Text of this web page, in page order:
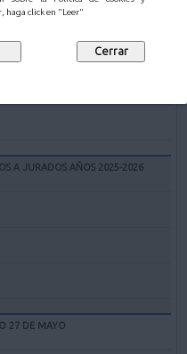
haga click en "Leer""EL PARQUE" DE
A JURADOS AÑOS 2025-2026
27 DE MAYO